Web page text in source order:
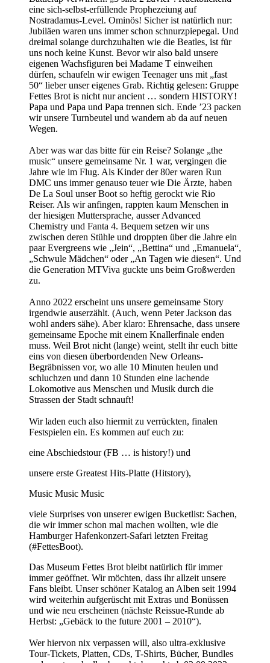
eine sich-selbst-erfüllende Prophezeiung auf
Nostradamus-Level. Ominös! Sicher ist natürlich nur:
Jubiläen waren uns immer schon schnurzpiepegal. Und
dreimal solange durchzuhalten wie die Beatles, ist für
uns noch keine Kunst. Bevor wir also bald unsere
eigenen Wachsfiguren bei Madame T einweihen
dürfen, schaufeln wir ewigen Teenager uns mit „fast
50“ lieber unser eigenes Grab. Richtig gelesen: Gruppe
Fettes Brot is nicht nur ancient … sondern HISTORY!
Papa und Papa und Papa trennen sich. Ende ’23 packen
wir unsere Turnbeutel und wandern ab da auf neuen
Wegen.
Aber was war das bitte für ein Reise? Solange „the
music“ unsere gemeinsame Nr. 1 war, vergingen die
Jahre wie im Flug. Als Kinder der 80er waren Run
DMC uns immer genauso teuer wie Die Ärzte, haben
De La Soul unser Boot so heftig gerockt wie Rio
Reiser. Als wir anfingen, rappten kaum Menschen in
der hiesigen Muttersprache, ausser Advanced
Chemistry und Fanta 4. Bequem setzen wir uns
zwischen deren Stühle und droppten über die Jahre ein
paar Evergreens wie „Jein“, „Bettina“ und „Emanuela“,
„Schwule Mädchen“ oder „An Tagen wie diesen“. Und
die Generation MTViva guckte uns beim Großwerden
zu.
Anno 2022 erscheint uns unsere gemeinsame Story
irgendwie auserzählt. (Auch, wenn Peter Jackson das
wohl anders sähe). Aber klaro: Ehrensache, dass unsere
gemeinsame Epoche mit einem Knallerfinale enden
muss. Weil Brot nicht (lange) weint, stellt ihr euch bitte
eins von diesen überbordenden New Orleans-
Begräbnissen vor, wo alle 10 Minuten heulen und
schluchzen und dann 10 Stunden eine lachende
Lokomotive aus Menschen und Musik durch die
Strassen der Stadt schnauft!
Wir laden euch also hiermit zu verrückten, finalen
Festspielen ein. Es kommen auf euch zu:
eine Abschiedstour (FB … is history!) und
unsere erste Greatest Hits-Platte (Hitstory),
Music Music Music
viele Surprises von unserer ewigen Bucketlist: Sachen,
die wir immer schon mal machen wollten, wie die
Hamburger Hafenkonzert-Safari letzten Freitag
(#FettesBoot).
Das Museum Fettes Brot bleibt natürlich für immer
immer geöffnet. Wir möchten, dass ihr allzeit unsere
Fans bleibt. Unser schöner Katalog an Alben seit 1994
wird weiterhin aufgerüscht mit Extras und Bonüssen
und wie neu erscheinen (nächste Reissue-Runde ab
Herbst: „Gebäck to the future 2001 – 2010“).
Wer hiervon nix verpassen will, also ultra-exklusive
Tour-Tickets, Platten, CDs, T-Shirts, Bücher, Bundles